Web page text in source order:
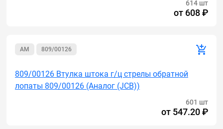
614 шт
от 608 ₽
AM 809/00126
809/00126 Втулка штока г/ц стрелы обратной
лопаты 809/00126 (Аналог (JCB))
601 шт
от 547.20 ₽